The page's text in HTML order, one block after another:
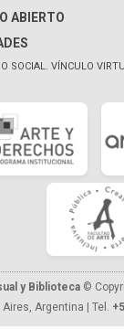
ABIERTO
SOCIAL. VÍNCULO
y Biblioteca ©
Argentina | Tel.